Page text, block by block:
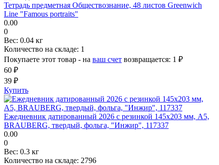
Тетрадь предметная Обществознание, 48 листов Greenwich
Line "Famous portraits"
0.00
0
Вес: 0.04 кг
Количество на складе: 1
Покупаете этот товар - на ваш счет возвращается: 1 ₽
60 ₽
39 ₽
Купить
Ежедневник датированный 2026 с резинкой 145х203 мм, А5,
BRAUBERG, твердый, фольга, "Инжир", 117337
0.00
0
Вес: 0.3 кг
Количество на складе: 2796